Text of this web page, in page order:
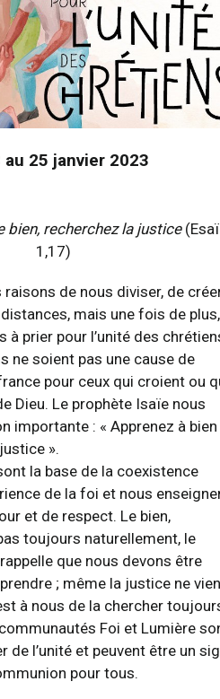
au 25 janvier 2023
bien, recherchez la justice
1,17)
raisons de nous diviser, de
mais une fois de plus,
à prier pour l’unité des
ne soient pas une cause de
pour ceux qui croient ou
Dieu. Le prophète Isaïe nous
importante : « Apprenez à bien
».
la base de la coexistence
de la foi et nous
et de respect. Le bien,
toujours naturellement, le
que nous devons être
; même la justice ne
à nous de la chercher
Foi et Lumière
de l’unité et peuvent être un
pour tous.